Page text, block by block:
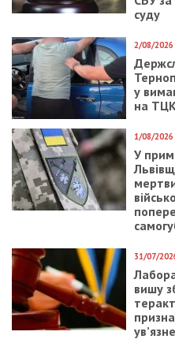
Безоплатну
лікарнях Чехії.
закладів зазначені
охорони здоровʼя Чехії.
Інформаційна лінія
здоров’я для
Оператори розмовляють
Більше інформації про
допомогу
посиланням:https://